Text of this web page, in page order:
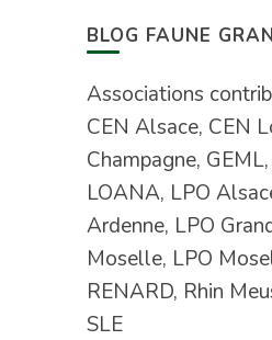
BLOG FAUNE
Associations
CEN Alsace, CEN
Champagne,
LOANA, LPO
Ardenne, LPO
Moselle, LPO
RENARD, Rhin
SLE